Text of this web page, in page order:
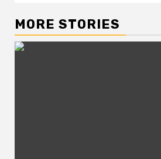
MORE STORIES